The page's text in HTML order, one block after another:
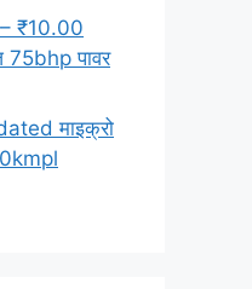
₹10.00
पावर
माइक्रो